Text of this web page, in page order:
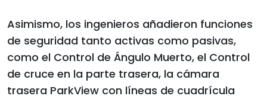
Asimismo, los ingenieros añadieron funciones
de seguridad tanto activas como pasivas,
como el Control de Ángulo Muerto, el Control
de cruce en la parte trasera, la cámara
trasera ParkView con líneas de cuadrícula